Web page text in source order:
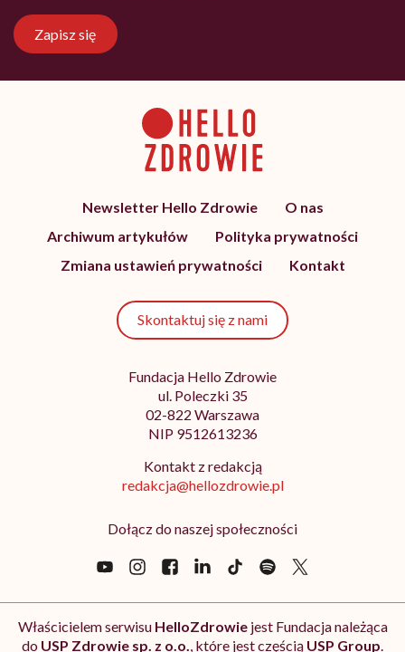
Zapisz się
Newsletter Hello Zdrowie
O nas
Archiwum artykułów
Polityka prywatności
Zmiana ustawień prywatności
Kontakt
Skontaktuj się z nami
Fundacja Hello Zdrowie
ul. Poleczki 35
02-822 Warszawa
NIP 9512613236
Kontakt z redakcją
redakcja@hellozdrowie.pl
Dołącz do naszej społeczności
Właścicielem serwisu HelloZdrowiejest Fundacja należąca
do USP Zdrowie sp. z o.o., które jest częścią USP Group.